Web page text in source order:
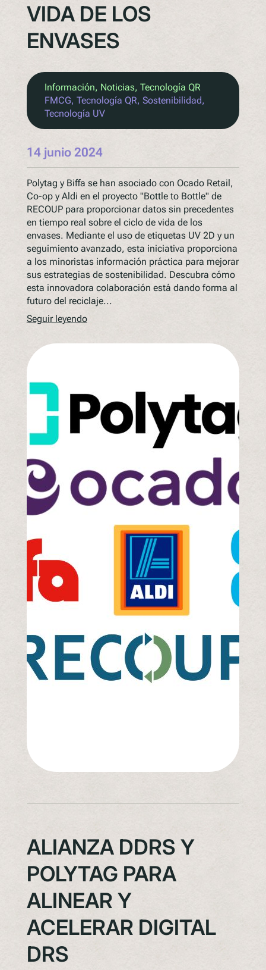
VIDA DE LOS
ENVASES
Información, Noticias, Tecnología QR
FMCG, Tecnología QR, Sostenibilidad
Tecnología UV
14 junio 2024
Polytag y Biffa se han asociado con Ocado Retail,
Co-op y Aldi en el proyecto "Bottle to Bottle" de
RECOUP para proporcionar datos sin precedentes
en tiempo real sobre el ciclo de vida de los
envases. Mediante el uso de etiquetas UV 2D y un
seguimiento avanzado, esta iniciativa proporciona
a los minoristas información práctica para mejorar
sus estrategias de sostenibilidad. Descubra cómo
esta innovadora colaboración está dando forma al
futuro del reciclaje...
Seguir leyendo
ALIANZA DDRS Y
POLYTAG PARA
ALINEAR Y
ACELERAR DIGITAL
DRS